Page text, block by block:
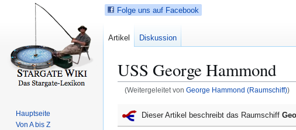
USS George Hammond
(Weitergeleitet von George Hammond (Raumschiff))
Dieser Artikel beschreibt das Raumschiff
Folge uns auf Facebook
Artikel Diskussion
Hauptseite
Von A bis Z